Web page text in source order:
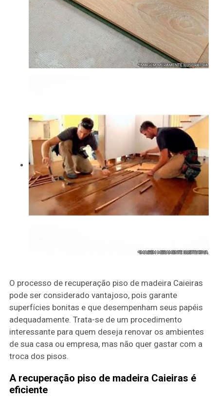
O processo de recuperação piso de madeira Caieiras
pode ser considerado vantajoso, pois garante
superfícies bonitas e que desempenham seus papéis
adequadamente. Trata-se de um procedimento
interessante para quem deseja renovar os ambientes
de sua casa ou empresa, mas não quer gastar com a
troca dos pisos.
A recuperação piso de madeira Caieiras é
eficiente